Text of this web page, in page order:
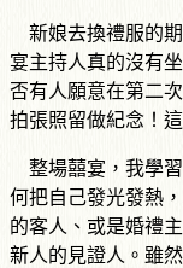
新娘去換禮服的
宴主持人真的沒有
否有人願意在第二
拍張照留做紀念！
整場囍宴，我學習
何把自己發光發熱
的客人、或是婚禮
新人的見證人。雖